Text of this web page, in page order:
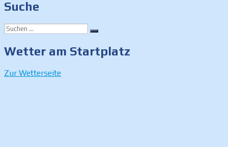
Suche
Suchen
nach:
Suchen
Wetter am Startplatz
Zur Wetterseite